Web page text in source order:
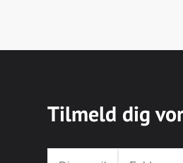
Tilmeld dig